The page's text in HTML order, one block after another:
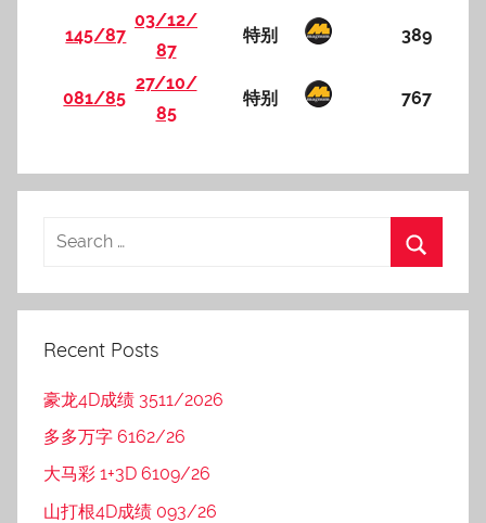
145/87
03/12/
87
特别 389
081/85
27/10/
85
特别 767
Recent Posts
豪龙4D成绩 3511/2026
多多万字 6162/26
大马彩 1+3D 6109/26
山打根4D成绩 093/26